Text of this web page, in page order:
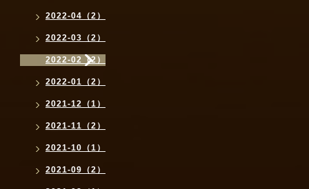
2022-04（2）
2022-03（2）
2022-02（2）
2022-01（2）
2021-12（1）
2021-11（2）
2021-10（1）
2021-09（2）